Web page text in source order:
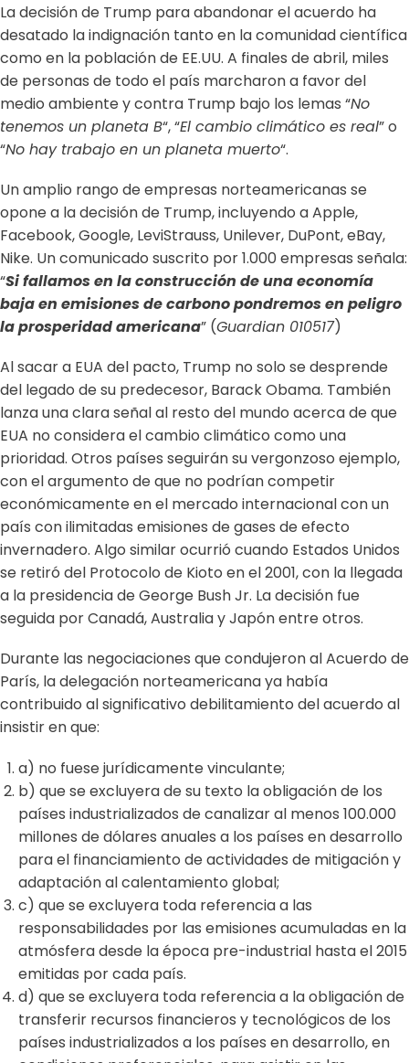
La decisión de Trump para abandonar el acuerdo ha
desatado la indignación tanto en la comunidad científica
como en la población de EE.UU. A finales de abril, miles
de personas de todo el país marcharon a favor del
medio ambiente y contra Trump bajo los lemas “No
tenemos un planeta B“, “El cambio climático es real” o
“No hay trabajo en un planeta muerto“.
Un amplio rango de empresas norteamericanas se
opone a la decisión de Trump, incluyendo a Apple,
Facebook, Google, LeviStrauss, Unilever, DuPont, eBay,
Nike. Un comunicado suscrito por 1.000 empresas señala:
“Si fallamos en la construcción de una economía
baja en emisiones de carbono pondremos en peligro
la prosperidad americana” (Guardian 010517)
Al sacar a EUA del pacto, Trump no solo se desprende
del legado de su predecesor, Barack Obama. También
lanza una clara señal al resto del mundo acerca de que
EUA no considera el cambio climático como una
prioridad. Otros países seguirán su vergonzoso ejemplo,
con el argumento de que no podrían competir
económicamente en el mercado internacional con un
país con ilimitadas emisiones de gases de efecto
invernadero. Algo similar ocurrió cuando Estados Unidos
se retiró del Protocolo de Kioto en el 2001, con la llegada
a la presidencia de George Bush Jr. La decisión fue
seguida por Canadá, Australia y Japón entre otros.
Durante las negociaciones que condujeron al Acuerdo de
París, la delegación norteamericana ya había
contribuido al significativo debilitamiento del acuerdo al
insistir en que:
a) no fuese jurídicamente vinculante;
b) que se excluyera de su texto la obligación de los
países industrializados de canalizar al menos 100.000
millones de dólares anuales a los países en desarrollo
para el financiamiento de actividades de mitigación y
adaptación al calentamiento global;
c) que se excluyera toda referencia a las
responsabilidades por las emisiones acumuladas en la
atmósfera desde la época pre-industrial hasta el 2015
emitidas por cada país.
d) que se excluyera toda referencia a la obligación de
transferir recursos financieros y tecnológicos de los
países industrializados a los países en desarrollo, en